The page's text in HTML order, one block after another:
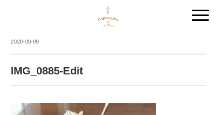
2020-09-09
IMG_0885-Edit